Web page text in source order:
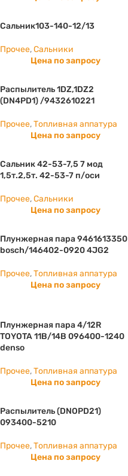
Сальник103-140-12/13
Прочее,Сальники
Цена по запросу
Распылитель 1DZ,1DZ2
(DN4PD1) /9432610221
Прочее,Топливная аппатура
Цена по запросу
Сальник 42-53-7,5 7 мод
1,5т.2,5т. 42-53-7 п/оси
Прочее,Сальники
Цена по запросу
Плунжерная пара 9461613350
bosch/146402-0920 4JG2
Прочее,Топливная аппатура
Цена по запросу
Плунжерная пара 4/12R
TOYOTA 11B/14B 096400-1240
denso
Прочее,Топливная аппатура
Цена по запросу
Распылитель (DNOPD21)
093400-5210
Прочее,Топливная аппатура
Цена по запросу